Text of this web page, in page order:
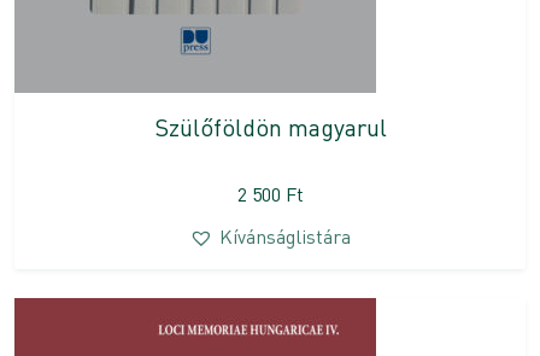
Szülőföldön magyarul
2 500 Ft
Kívánságlistára